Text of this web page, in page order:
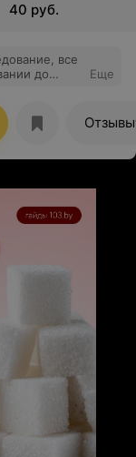
40 руб.
все
до
хочется
Еще
Отзывы